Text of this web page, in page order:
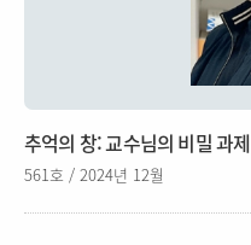
추억의 창: 교수님의 비밀 과제
561호 / 2024년 12월